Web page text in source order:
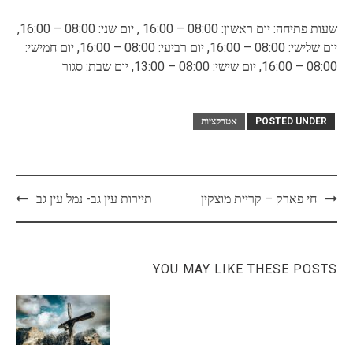
שעות פתיחה: יום ראשון: 08:00 – 16:00 , יום שני: 08:00 – 16:00,
יום שלישי: 08:00 – 16:00, יום רביעי: 08:00 – 16:00, יום חמישי:
08:00 – 16:00, יום שישי: 08:00 – 13:00, יום שבת: סגור
POSTED UNDER אטרקציות
Postחי פארק – קריית מוצקין תיירות עין גב- נמל עין גב
YOU MAY LIKE THESE POSTS